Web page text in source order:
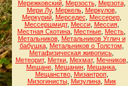
Мережковский, Мерзость, Мерзота,
Мери Лу, Меркель, Меркулов,
Меркурий, Мерседес Мессерер,
Мессершмидт, Месси, Мессия,
Местная Скотина Местные Месть
Метальников, Метальников Углич и
бабушка, Метальников о Толстом
Метафизическая живопись
Метеорит, Метки, Мехмат, Мечников,
Мещане Мещанин Мещанка
Мещанство, Мизантроп,
Мизогинисты, Мизулина, Мик